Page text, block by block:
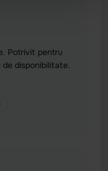
Potrivit pentru
disponibilitate.